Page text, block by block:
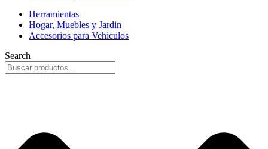
Herramientas
Hogar, Muebles y Jardin
Accesorios para Vehiculos
Search